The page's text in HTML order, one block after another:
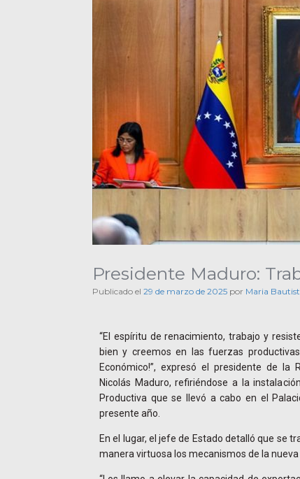
Presidente Maduro:
Publicado el 29 de marzo de 2025 por Maria
“El espíritu de renacimiento, trabajo y
bien y creemos en las fuerzas
Económico!”, expresó el presidente de la
Nicolás Maduro, refiriéndose a la
Productiva que se llevó a cabo en el
presente año.
En el lugar, el jefe de Estado detalló que se
manera virtuosa los mecanismos de la